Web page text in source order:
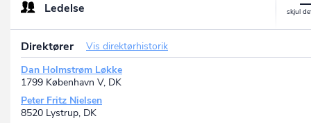
Ledelse
Direktører
Vis direktørhistorik
Dan Holmstrøm Løkke
1799 København V, DK
Peter Fritz Nielsen
8520 Lystrup, DK